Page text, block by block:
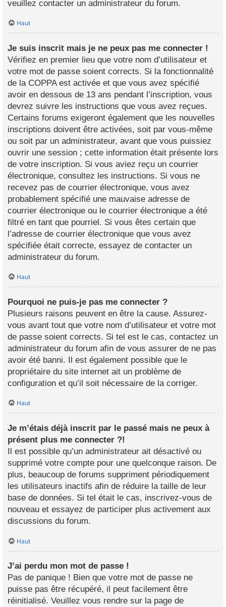
veuillez contacter un administrateur du forum.
Haut
Je suis inscrit mais je ne peux pas me connecter !
Vérifiez en premier lieu que votre nom d’utilisateur et
votre mot de passe soient corrects. Si la fonctionnalité
de la COPPA est activée et que vous avez spécifié
avoir en dessous de 13 ans pendant l’inscription, vous
devrez suivre les instructions que vous avez reçues.
Certains forums exigeront également que les nouvelles
inscriptions doivent être activées, soit par vous-même
ou soit par un administrateur, avant que vous puissiez
ouvrir une session ; cette information était présente lors
de votre inscription. Si vous aviez reçu un courrier
électronique, consultez les instructions. Si vous ne
recevez pas de courrier électronique, vous avez
probablement spécifié une mauvaise adresse de
courrier électronique ou le courrier électronique a été
filtré en tant que pourriel. Si vous êtes certain que
l’adresse de courrier électronique que vous avez
spécifiée était correcte, essayez de contacter un
administrateur du forum.
Haut
Pourquoi ne puis-je pas me connecter ?
Plusieurs raisons peuvent en être la cause. Assurez-
vous avant tout que votre nom d’utilisateur et votre mot
de passe soient corrects. Si tel est le cas, contactez un
administrateur du forum afin de vous assurer de ne pas
avoir été banni. Il est également possible que le
propriétaire du site internet ait un problème de
configuration et qu’il soit nécessaire de la corriger.
Haut
Je m’étais déjà inscrit par le passé mais ne peux à
présent plus me connecter ?!
Il est possible qu’un administrateur ait désactivé ou
supprimé votre compte pour une quelconque raison. De
plus, beaucoup de forums suppriment périodiquement
les utilisateurs inactifs afin de réduire la taille de leur
base de données. Si tel était le cas, inscrivez-vous de
nouveau et essayez de participer plus activement aux
discussions du forum.
Haut
J’ai perdu mon mot de passe !
Pas de panique ! Bien que votre mot de passe ne
puisse pas être récupéré, il peut facilement être
réinitialisé. Veuillez vous rendre sur la page de